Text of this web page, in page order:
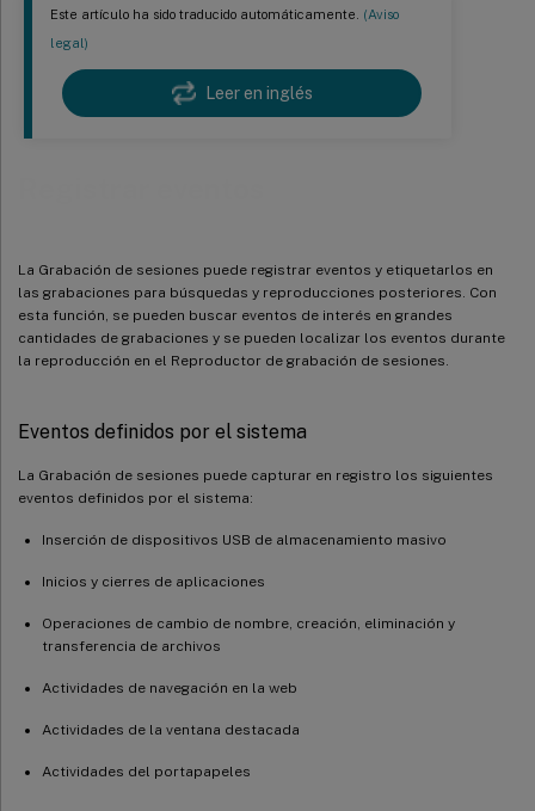
Este artículo ha sido traducido automáticamente. (Aviso
legal)
Leer en inglés
La Grabación de sesiones puede registrar eventos y etiquetarlos en
las grabaciones para búsquedas y reproducciones posteriores. Con
esta función, se pueden buscar eventos de interés en grandes
cantidades de grabaciones y se pueden localizar los eventos durante
la reproducción en el Reproductor de grabación de sesiones.
Eventos definidos por el sistema
La Grabación de sesiones puede capturar en registro los siguientes
eventos definidos por el sistema:
Inserción de dispositivos USB de almacenamiento masivo
Inicios y cierres de aplicaciones
Operaciones de cambio de nombre, creación, eliminación y
transferencia de archivos
Actividades de navegación en la web
Actividades de la ventana destacada
Actividades del portapapeles